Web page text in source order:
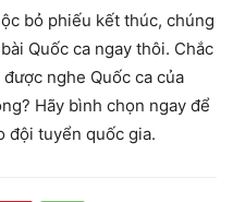
bỏ phiếu kết thúc, chúng
Quốc ca ngay thôi. Chắc
nghe Quốc ca của
Hãy bình chọn ngay để
đội tuyển quốc gia.